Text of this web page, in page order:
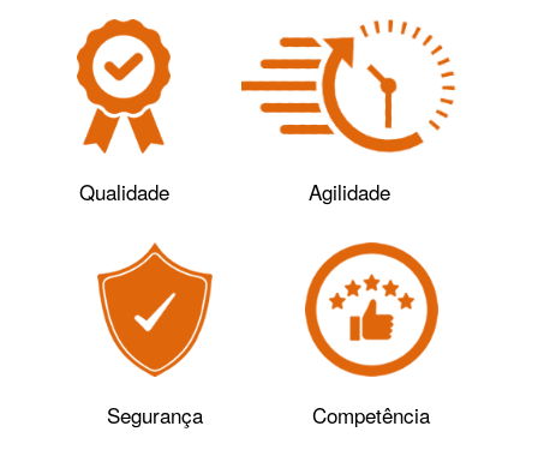
Qualidade Agilidade
Segurança Competência